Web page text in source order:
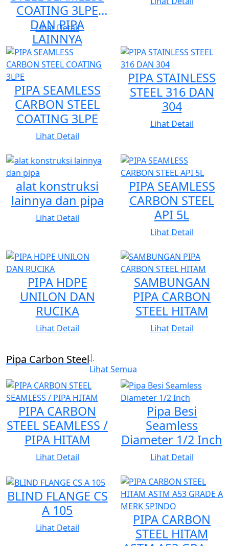
Kami juga berpartisipasi dalam berbagai proyek
pembangunan dan pengembangan pabrik baru di
Indonesia.
PT Josinto Tehnik Perkasa bekerja sama dengan
berbagai produsen internasional dan menyediakan
produk dari merek-merek terkemuka yang telah
melalui pengujian serta pengendalian mutu sesuai
standar internasional. Hal tersebut menjadikan produk
kami terpercaya dan dapat diaplikasikan pada berbagai
fasilitas industri, baik di area aman maupun area
berbahaya (hazardous area).
Kami merupakan distributor dan pemasok berbagai
1. Pipa Carbon Steel
2. Pipa Stainless Steel
3. Valve
4. Fitting
5. Flange
Dalam rangka memberikan kepuasan kepada
pelanggan, kami berkomitmen untuk tidak hanya
menyediakan produk berkualitas, tetapi juga
memberikan layanan pendukung secara berkelanjutan,
meliputi:
1. Konsultasi dan bimbingan teknis
2. Bantuan penyelesaian masalah (*troubleshooting*)
3. Dukungan instalasi
4. Commissioning
5. Layanan purnajual (after-sales service)
COATING 3LPE
DAN PIPA
LAINNYA
Lihat Detail
PIPA SEAMLESS
CARBON STEEL
COATING 3LPE
Lihat Detail
PIPA STAINLESS
STEEL 316 DAN
304
Lihat Detail
alat konstruksi
lainnya dan pipa
Lihat Detail
PIPA SEAMLESS
CARBON STEEL
API 5L
Lihat Detail
PIPA HDPE
UNILON DAN
RUCIKA
Lihat Detail
SAMBUNGAN
PIPA CARBON
STEEL HITAM
Lihat Detail
Pipa Carbon Steel|
Lihat Semua
PIPA CARBON
STEEL SEAMLESS /
PIPA HITAM
Lihat Detail
Pipa Besi
Seamless
Diameter 1/2 Inch
Lihat Detail
BLIND FLANGE CS
A 105
Lihat Detail
PIPA CARBON
STEEL HITAM